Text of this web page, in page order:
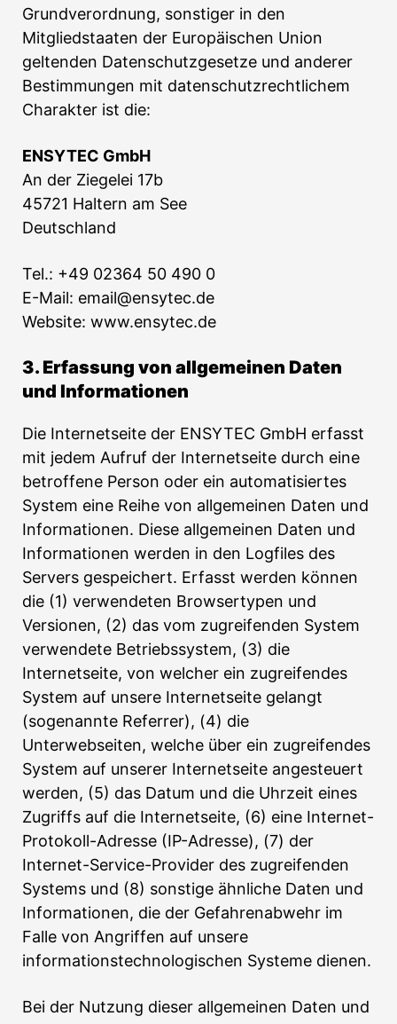
Grundverordnung, sonstiger in den
Mitgliedstaaten der Europäischen Union
geltenden Datenschutzgesetze und anderer
Bestimmungen mit datenschutzrechtlichem
Charakter ist die:
ENSYTEC GmbH
An der Ziegelei 17b
45721 Haltern am See
Deutschland
Tel.: +49 02364 50 490 0
E-Mail: email@ensytec.de
Website: www.ensytec.de
3. Erfassung von allgemeinen Daten
und Informationen
Die Internetseite der ENSYTEC GmbH erfasst
mit jedem Aufruf der Internetseite durch eine
betroffene Person oder ein automatisiertes
System eine Reihe von allgemeinen Daten und
Informationen. Diese allgemeinen Daten und
Informationen werden in den Logfiles des
Servers gespeichert. Erfasst werden können
die (1) verwendeten Browsertypen und
Versionen, (2) das vom zugreifenden System
verwendete Betriebssystem, (3) die
Internetseite, von welcher ein zugreifendes
System auf unsere Internetseite gelangt
(sogenannte Referrer), (4) die
Unterwebseiten, welche über ein zugreifendes
System auf unserer Internetseite angesteuert
werden, (5) das Datum und die Uhrzeit eines
Zugriffs auf die Internetseite, (6) eine Internet-
Protokoll-Adresse (IP-Adresse), (7) der
Internet-Service-Provider des zugreifenden
Systems und (8) sonstige ähnliche Daten und
Informationen, die der Gefahrenabwehr im
Falle von Angriffen auf unsere
informationstechnologischen Systeme dienen.
Bei der Nutzung dieser allgemeinen Daten und